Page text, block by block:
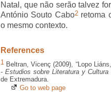
Natal, que não serão talvez
António Souto Cabo2retoma
o mesmo contexto.
References
1 Beltran, Vicenç (2009), “Lopo
- Estudios sobre Literatura y
de Extremadura.
Go to web page